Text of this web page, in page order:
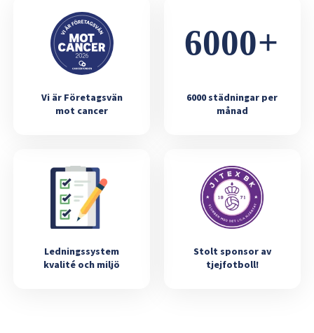
Vi är Företagsvän
mot cancer
6000 städningar per
månad
Ledningssystem
kvalité och miljö
Stolt sponsor av
tjejfotboll!